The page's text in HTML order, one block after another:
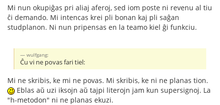
Mi nun okupiĝas pri aliaj aferoj, sed iom poste ni revenu al tiu
ĉi demando. Mi intencas krei pli bonan kaj pli saĝan
studplanon. Ni nun pripensas en la teamo kiel ĝi funkciu.
wulfgang:
Ĉu vi ne povas fari tiel:
Mi ne skribis, ke mi ne povas. Mi skribis, ke ni ne planas tion.
Eblas aŭ uzi iksojn aŭ tajpi literojn jam kun supersignoj. La
"h-metodon" ni ne planas ekuzi.